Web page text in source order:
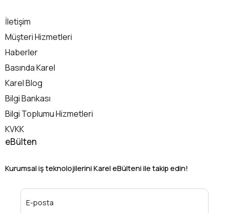
İletişim
Müşteri Hizmetleri
Haberler
Basında Karel
Karel Blog
Bilgi Bankası
Bilgi Toplumu Hizmetleri
KVKK
eBülten
Kurumsal iş teknolojilerini Karel eBülteni ile takip edin!